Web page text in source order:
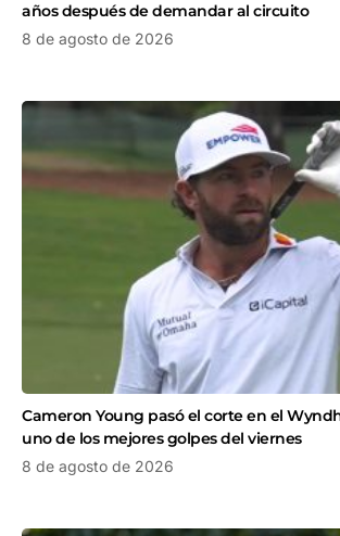
años después de demandar al circuito
8 de agosto de 2026
Cameron Young pasó el corte en el
uno de los mejores golpes del viernes
8 de agosto de 2026